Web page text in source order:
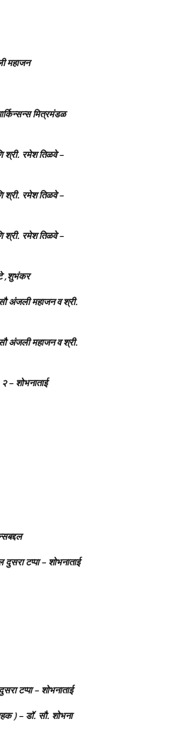
महाजन
मित्रमंडळ
श्री. रमेश तिळवे –
श्री. रमेश तिळवे –
श्री. रमेश तिळवे –
,शुभंकर
अंजली महाजन व श्री.
अंजली महाजन व श्री.
– शोभनाताई
टप्पा – शोभनाताई
टप्पा – शोभनाताई
) – डॉ. सौ. शोभना